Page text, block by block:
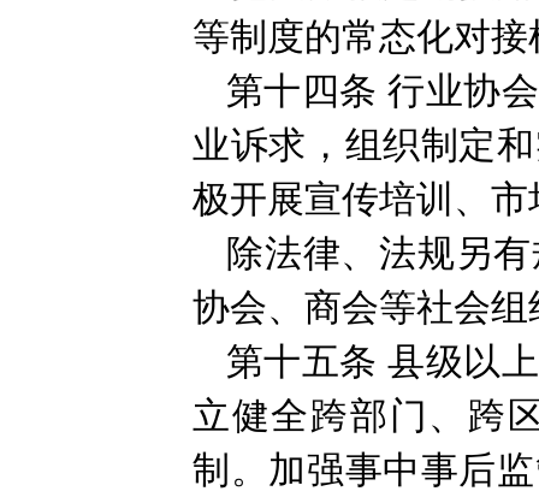
等制度的常态化对接
第十四条 行业协
业诉求，组织制定
极开展宣传培训、
除法律、法规另
协会、商会等社会
第十五条 县级以
立健全跨部门、跨
制。加强事中事后